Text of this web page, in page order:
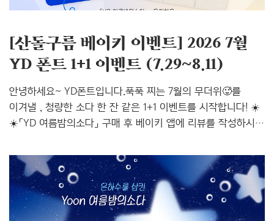
정해졌습니다. ‘마초의사춘기’라는 상반..
[산돌구름 베이키 이벤트] 2026 7월
YD 폰트 1+1 이벤트 (7.29~8.11)
안녕하세요~ YD폰트입니다.푹푹 찌는 7월의 무더위🥵를
이겨낼 , 청량한 소다 한 잔 같은 1+1 이벤트를 시작합니다! ☀️
☀️「YD 여름밤의소다」 구매 후 베이키 앱에 리뷰를 작성하시면
여름밤의소다」 는 한여름 밤의 선선한 공기 속에서 느껴지는
시원한 소다의 청량함을 담은 서체입니다.길쭉길쭉하면서도
살짝 기운 형태가 서체에 경쾌한 리듬감을 살리고, 여기에
자연스러운 획의 굵기 차이를 더해 손글씨 특유의 느낌을
표현했습니다. 🔍 「YD 여름밤의소다」 폰트 상세보기(카톡